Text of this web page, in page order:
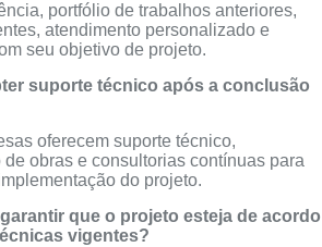
portfólio de trabalhos anteriores,
atendimento personalizado e
seu objetivo de projeto.
suporte técnico após a conclusão
oferecem suporte técnico,
obras e consultorias contínuas para
do projeto.
que o projeto esteja de acordo
vigentes?